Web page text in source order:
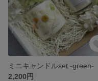
ミニキャンドルset -green-
2,200円